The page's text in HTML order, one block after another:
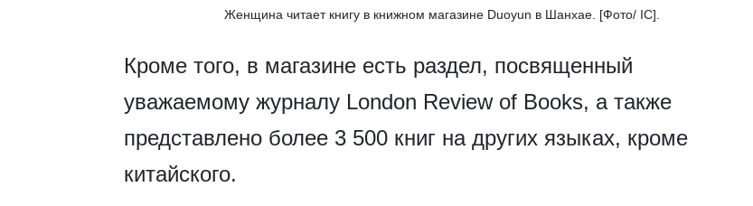
Женщина читает книгу в книжном магазине Duoyun в Шанхае. [Фото/ IC].
Кроме того, в магазине есть раздел, посвященный
уважаемому журналу London Review of Books, а также
представлено более 3 500 книг на других языках, кроме
китайского.